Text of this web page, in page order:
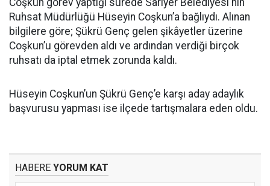
Coşkun görev yaptığı sürede Sarıyer Belediyesi'nin
Ruhsat Müdürlüğü Hüseyin Coşkun’a bağlıydı. Alınan
bilgilere göre; Şükrü Genç gelen şikâyetler üzerine
Coşkun’u görevden aldı ve ardından verdiği birçok
ruhsatı da iptal etmek zorunda kaldı.
Hüseyin Coşkun’un Şükrü Genç’e karşı aday adaylık
başvurusu yapması ise ilçede tartışmalara eden oldu.
HABERE YORUM KAT